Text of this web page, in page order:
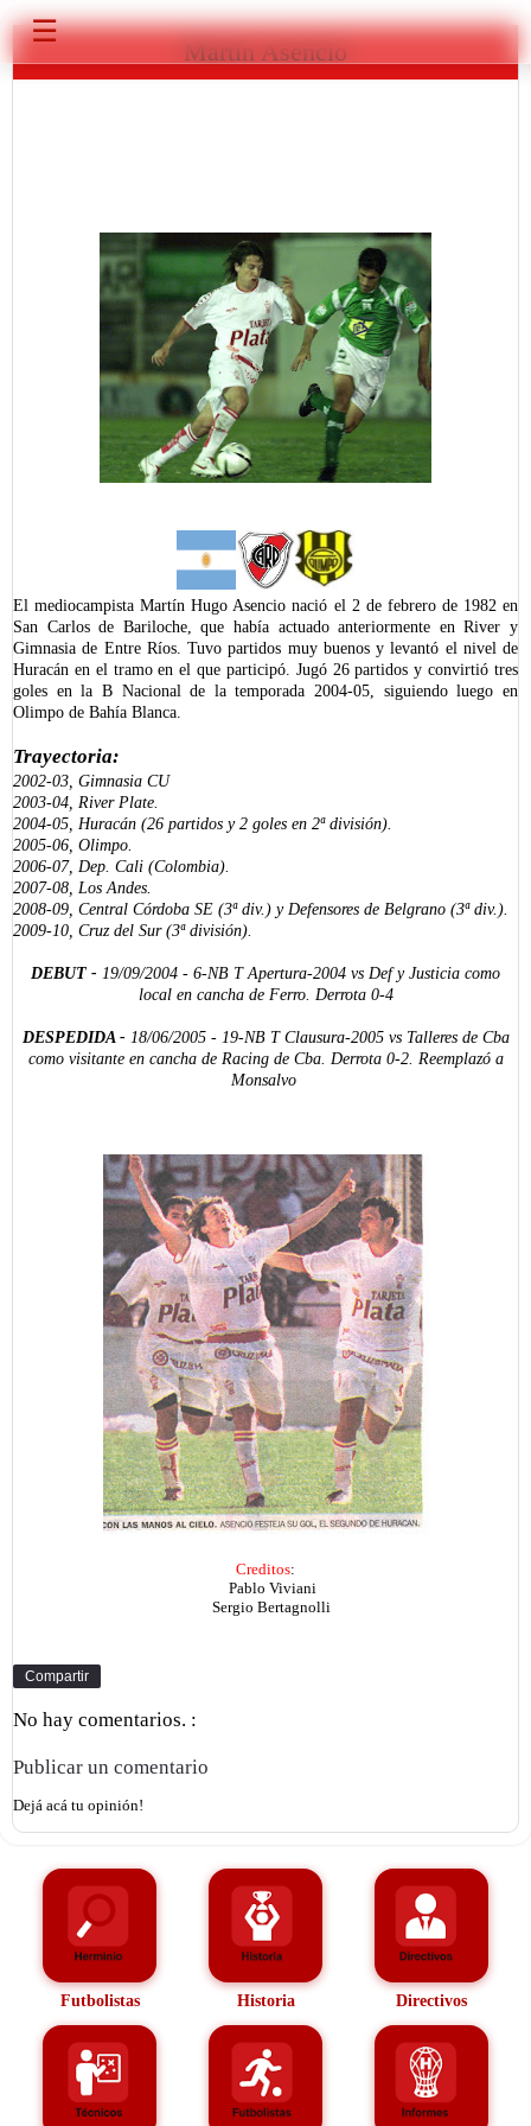
☰
Martín Asencio
El mediocampista Martín Hugo Asencio nació el 2 de febrero de 1982 en
San Carlos de Bariloche, que había actuado anteriormente en River y
Gimnasia de Entre Ríos. Tuvo partidos muy buenos y levantó el nivel de
Huracán en el tramo en el que participó. Jugó 26 partidos y convirtió tres
goles en la B Nacional de la temporada 2004-05, siguiendo luego en
Olimpo de Bahía Blanca.
Trayectoria:
2002-03, Gimnasia CU
2003-04, River Plate.
2004-05, Huracán (26 partidos y 2 goles en 2ª división).
2005-06, Olimpo.
2006-07, Dep. Cali (Colombia).
2007-08, Los Andes.
2008-09, Central Córdoba SE (3ª div.) y Defensores de Belgrano (3ª div.).
2009-10, Cruz del Sur (3ª división).
DEBUT - 19/09/2004 - 6-NB T Apertura-2004 vs Def y Justicia como
local en cancha de Ferro. Derrota 0-4
DESPEDIDA - 18/06/2005 - 19-NB T Clausura-2005 vs Talleres de Cba
como visitante en cancha de Racing de Cba. Derrota 0-2. Reemplazó a
Monsalvo
Creditos:
Pablo Viviani
Sergio Bertagnolli
Compartir
No hay comentarios. :
Publicar un comentario
Dejá acá tu opinión!
Futbolistas Historia Directivos